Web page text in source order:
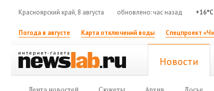
Красноярский край, 8 августа обновлено: час назад +16°C
Погода в августе Карта отключений воды Спецпроект
Новости